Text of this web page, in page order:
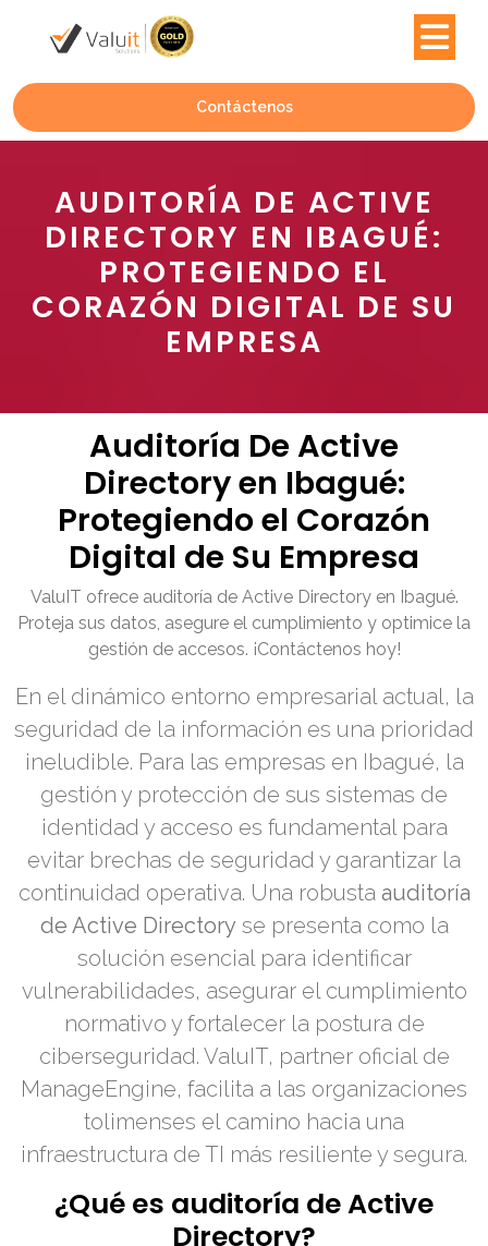
Contáctenos
AUDITORÍA DE ACTIVE
DIRECTORY EN IBAGUÉ:
PROTEGIENDO EL
CORAZÓN DIGITAL DE SU
EMPRESA
Auditoría De Active
Directory en Ibagué:
Protegiendo el Corazón
Digital de Su Empresa
ValuIT ofrece auditoría de Active Directory en Ibagué.
Proteja sus datos, asegure el cumplimiento y optimice la
gestión de accesos. ¡Contáctenos hoy!
En el dinámico entorno empresarial actual, la
seguridad de la información es una prioridad
ineludible. Para las empresas en Ibagué, la
gestión y protección de sus sistemas de
identidad y acceso es fundamental para
evitar brechas de seguridad y garantizar la
continuidad operativa. Una robusta auditoría
de Active Directory se presenta como la
solución esencial para identificar
vulnerabilidades, asegurar el cumplimiento
normativo y fortalecer la postura de
ciberseguridad. ValuIT, partner oficial de
ManageEngine, facilita a las organizaciones
tolimenses el camino hacia una
infraestructura de TI más resiliente y segura.
¿Qué es auditoría de Active
Directory?